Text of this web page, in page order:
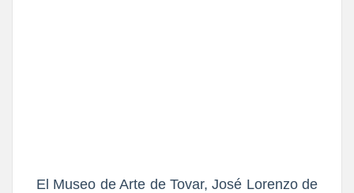
El Museo de Arte de Tovar, José Lorenzo de